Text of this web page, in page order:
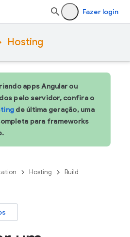
Fazer login
Hosting
apps Angular ou
pelo servidor, confira o
de última geração, uma
para frameworks
Hosting Build